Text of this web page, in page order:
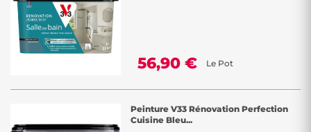
56,90 € Le Pot
Peinture V33 Rénovation Perfection
Cuisine Bleu...